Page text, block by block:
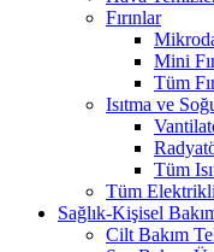
Fırınlar
Mini
Tüm
Isıtma ve
Tüm
Tüm
Sağlık-Kişisel
Cilt Bakım